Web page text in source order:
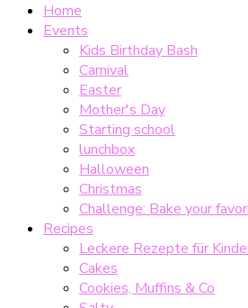
Home
Events
Kids Birthday Bash
Carnival
Easter
Mother's Day
Starting school
lunchbox
Halloween
Christmas
Challenge: Bake your
Recipes
Leckere Rezepte für
Cakes
Cookies, Muffins & Co